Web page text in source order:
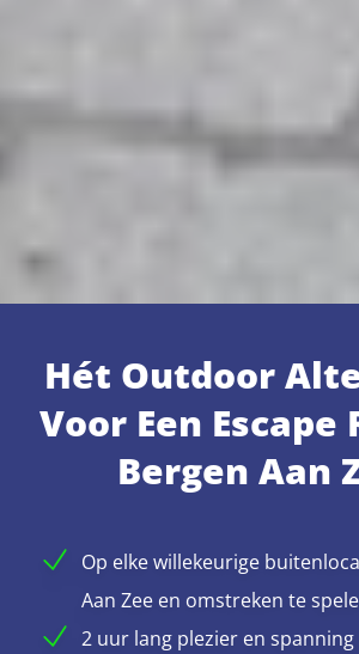
Hét Outdoor
Voor Een Escape
Bergen Aan
Op elke willekeurige
Aan Zee en omstreken te
2 uur lang plezier en